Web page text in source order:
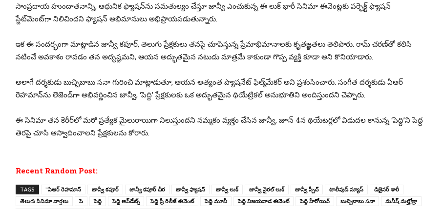
సాంప్రదాయ హుందాతనాన్ని, ఆధునిక ఫ్యాషన్‌ను సమతుల్యం చేస్తూ జాన్వీ ఎంచుకున్న ఈ లుక్ భారీ సినిమా ఈవెంట్లకు పర్ఫెక్ట్ ఫ్యాషన్
స్టేట్‌మెంట్‌గా నిలిచిందని ఫ్యాషన్ అభిమానులు అభిప్రాయపడుతున్నారు.
ఇక ఈ సందర్భంగా మాట్లాడిన జాన్వీ కపూర్, తెలుగు ప్రేక్షకులు తనపై చూపిస్తున్న ప్రేమాభిమానాలకు కృతజ్ఞతలు తెలిపారు. రామ్ చరణ్‌తో కలిసి
నటించే అవకాశం రావడం తన అదృష్టమని, ఆయన అద్భుతమైన నటుడు మాత్రమే కాకుండా గొప్ప వ్యక్తి కూడా అని కొనియాడారు.
అలాగే దర్శకుడు బుచ్చిబాబు సనా గురించి మాట్లాడుతూ, ఆయన అత్యంత ప్యాషనేట్ ఫిల్మ్‌మేకర్ అని ప్రశంసించారు. సంగీత దర్శకుడు ఏఆర్
రెహమాన్‌ను లెజెండ్‌గా అభివర్ణించిన జాన్వీ, ‘పెద్ది’ ప్రేక్షకులకు ఒక అద్భుతమైన థియేట్రికల్ అనుభూతిని అందిస్తుందని చెప్పారు.
ఈ సినిమా తన కెరీర్‌లో మరో ప్రత్యేక మైలురాయిగా నిలుస్తుందని నమ్మకం వ్యక్తం చేసిన జాన్వీ, జూన్ 4న థియేటర్లలో విడుదల కానున్న ‘పెద్ది’ని పెద్ద
తెరపై చూసి ఆస్వాదించాలని ప్రేక్షకులను కోరారు.
Recent Random Post:
TAGS "ఏఆర్ రెహమాన్ జాన్వీ కపూర్ జాన్వీ కపూర్ చీర జాన్వీ ఫ్యాషన్ జాన్వీ లుక్ జాన్వీ వైరల్ లుక్ జాన్వీ స్పీచ్ టాలీవుడ్ న్యూస్
డిజైనర్ శారీ
తెలుగు సినిమా వార్తలు
పె పెద్ది పెద్ది అప్‌డేట్స్ పెద్ది ప్రీ రిలీజ్ ఈవెంట్ పెద్ది మూవీ పెద్ది విజయవాడ ఈవెంట్ పెద్ది హీరోయిన్ బుచ్చిబాబు సనా
మనీష్ మల్హోత్రా